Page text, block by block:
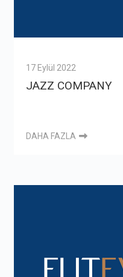
17 Eylül 2022
JAZZ COMPANY
DAHA FAZLA